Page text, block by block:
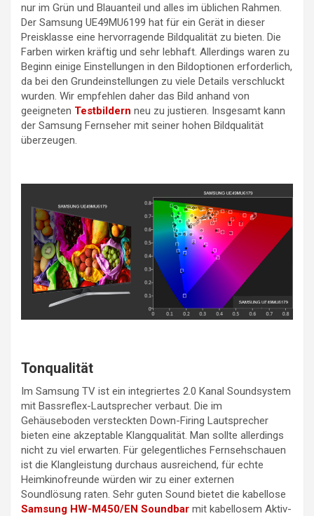
nur im Grün und Blauanteil und alles im üblichen Rahmen.
Der Samsung UE49MU6199 hat für ein Gerät in dieser
Preisklasse eine hervorragende Bildqualität zu bieten. Die
Farben wirken kräftig und sehr lebhaft. Allerdings waren zu
Beginn einige Einstellungen in den Bildoptionen erforderlich,
da bei den Grundeinstellungen zu viele Details verschluckt
wurden. Wir empfehlen daher das Bild anhand von
geeigneten Testbildern neu zu justieren. Insgesamt kann
der Samsung Fernseher mit seiner hohen Bildqualität
überzeugen.
Tonqualität
Im Samsung TV ist ein integriertes 2.0 Kanal Soundsystem
mit Bassreflex-Lautsprecher verbaut. Die im
Gehäuseboden versteckten Down-Firing Lautsprecher
bieten eine akzeptable Klangqualität. Man sollte allerdings
nicht zu viel erwarten. Für gelegentliches Fernsehschauen
ist die Klangleistung durchaus ausreichend, für echte
Heimkinofreunde würden wir zu einer externen
Soundlösung raten. Sehr guten Sound bietet die kabellose
Samsung HW-M450/EN Soundbar mit kabellosem Aktiv-